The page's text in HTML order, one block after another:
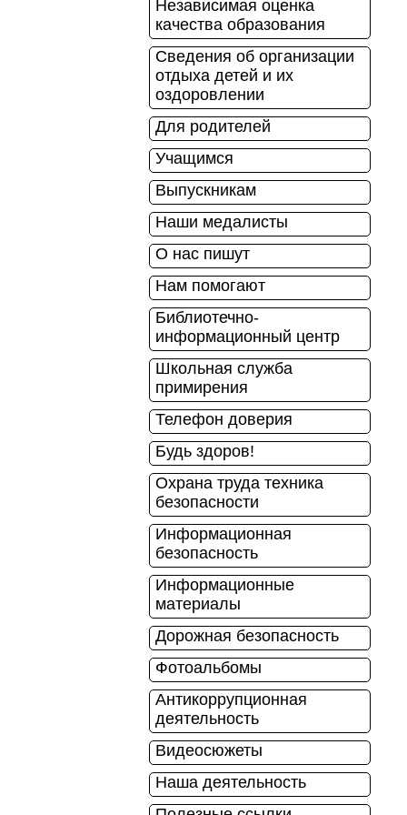
Независимая оценка
качества образования
Сведения об организации
отдыха детей и их
оздоровлении
Для родителей
Учащимся
Выпускникам
Наши медалисты
О нас пишут
Нам помогают
Библиотечно-
информационный центр
Школьная служба
примирения
Телефон доверия
Будь здоров!
Охрана труда техника
безопасности
Информационная
безопасность
Информационные
материалы
Дорожная безопасность
Фотоальбомы
Антикоррупционная
деятельность
Видеосюжеты
Наша деятельность